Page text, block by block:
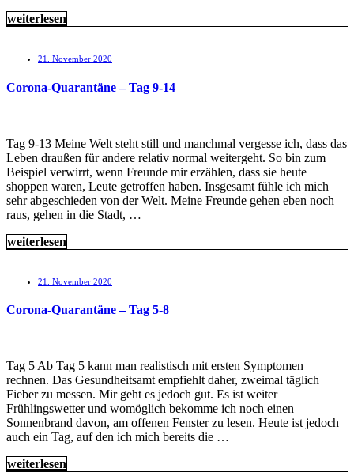
weiterlesen
21. November 2020
Corona-Quarantäne – Tag 9-14
Tag 9-13 Meine Welt steht still und manchmal vergesse ich, dass das
Leben draußen für andere relativ normal weitergeht. So bin zum
Beispiel verwirrt, wenn Freunde mir erzählen, dass sie heute
shoppen waren, Leute getroffen haben. Insgesamt fühle ich mich
sehr abgeschieden von der Welt. Meine Freunde gehen eben noch
raus, gehen in die Stadt, …
weiterlesen
21. November 2020
Corona-Quarantäne – Tag 5-8
Tag 5 Ab Tag 5 kann man realistisch mit ersten Symptomen
rechnen. Das Gesundheitsamt empfiehlt daher, zweimal täglich
Fieber zu messen. Mir geht es jedoch gut. Es ist weiter
Frühlingswetter und womöglich bekomme ich noch einen
Sonnenbrand davon, am offenen Fenster zu lesen. Heute ist jedoch
auch ein Tag, auf den ich mich bereits die …
weiterlesen